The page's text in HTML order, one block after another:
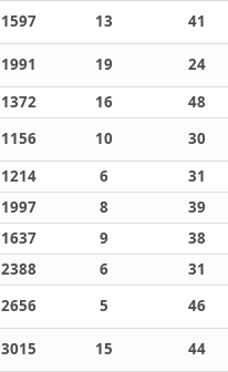
1597 13
41
1991 19
24
1372 16
48
1156 10
30
1214 6
31
1997 8
39
1637 9
38
2388 6
31
2656 5
46
3015 15
44